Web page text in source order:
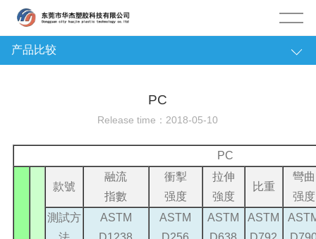
产品比较
PC
Release time：2018-05-10
PC
款號
融流
指數
衝揧
强度
拉伸
強度
比重
彎曲
强度
測試方
ASTM
ASTM
ASTM
ASTM